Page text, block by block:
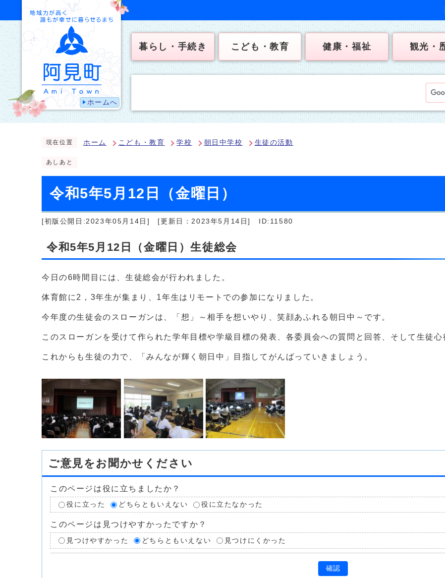
ホームへ
暮らし・手続き こども・教育 健康・福祉 観光・
現在位置 ホーム こども・教育 学校 朝日中学校 生徒の活動
あしあと
令和5年5月12日（金曜日）
[初版公開日:2023年05月14日] [更新日：2023年5月14日] ID:11580
令和5年5月12日（金曜日）生徒総会
今日の6時間目には、生徒総会が行われました。
体育館に2，3年生が集まり、1年生はリモートでの参加になりました。
今年度の生徒会のスローガンは、「想」～相手を想いやり、笑顔あふれる朝日中～です。
このスローガンを受けて作られた学年目標や学級目標の発表、各委員会への質問と回答、そして生徒
これからも生徒の力で、「みんなが輝く朝日中」目指してがんばっていきましょう。
ご意見をお聞かせください
このページは役に立ちましたか？
役に立った どちらともいえない 役に立たなかった
このページは見つけやすかったですか？
見つけやすかった どちらともいえない 見つけにくかった
確認